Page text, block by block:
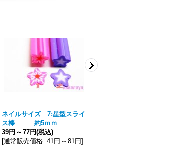
ネイルサイズ 7:星型スライ
ス棒 約5ｍｍ
39円 ～ 77円(税込)
[通常販売価格: 41円 ～ 81円]